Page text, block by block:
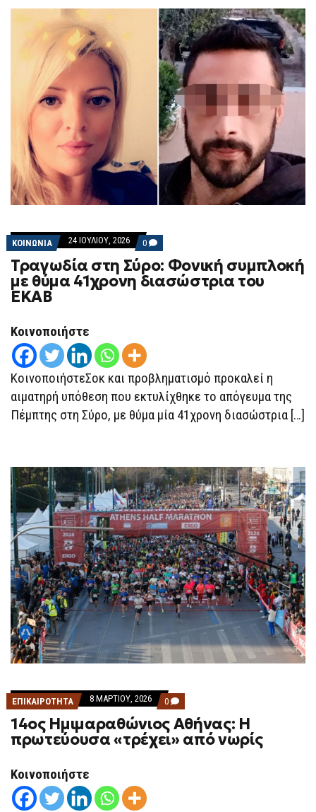
ΚΟΙΝΩΝΙΑ 24 ΙΟΥΛΊΟΥ, 2026 0 COMMENTS
ON
ΤΡΑΓΩΔΊΑ
ΣΤΗ
ΣΎΡΟ:
Τραγωδία στη Σύρο: Φονική συμπλοκή
με θύμα 41χρονη διασώστρια του
ΕΚΑΒ
Κοινοποιήστε
ΚοινοποιήστεΣοκ και προβληματισμό προκαλεί η
αιματηρή υπόθεση που εκτυλίχθηκε το απόγευμα της
Πέμπτης στη Σύρο, με θύμα μία 41χρονη διασώστρια […]
ΕΠΙΚΑΙΡΟΤΗΤΑ 8 ΜΑΡΤΊΟΥ, 2026 0 COMMENTS
ON
14ΟΣ
ΗΜΙΜΑΡΑΘΏΝΙΟΣ
ΑΘΉΝΑΣ:
14ος Ημιμαραθώνιος Αθήνας: Η
πρωτεύουσα «τρέχει» από νωρίς
Κοινοποιήστε